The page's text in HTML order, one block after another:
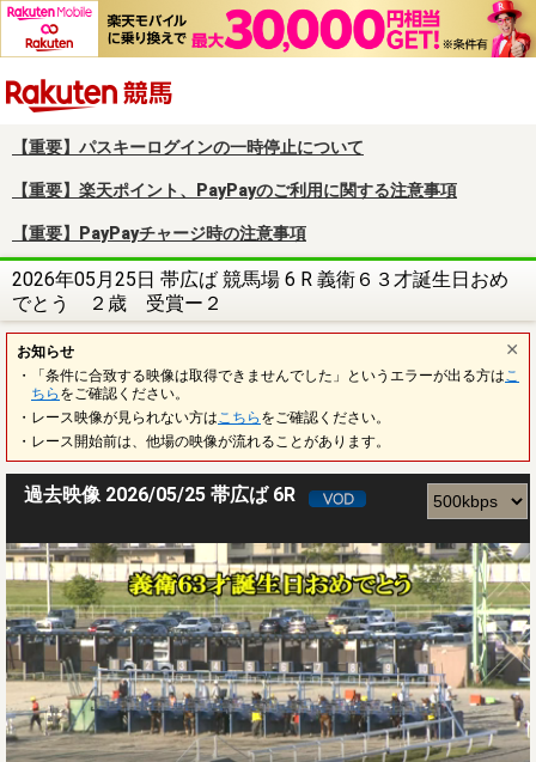
【重要】パスキーログインの一時停止について
【重要】楽天ポイント、PayPayのご利用に関する注意事項
【重要】PayPayチャージ時の注意事項
2026年05月25日 帯広ば 競馬場 6 R 義衛６３才誕生日おめ
でとう ２歳 受賞ー２
お知らせ
・「条件に合致する映像は取得できませんでした」というエラーが出る方は こ
ちら をご確認ください。
・レース映像が見られない方は こちら をご確認ください。
・レース開始前は、他場の映像が流れることがあります。
過去映像 2026/05/25 帯広ば 6R